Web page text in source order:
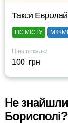
Такси
ПО МІСТУ
Ціна посадки
100 грн
Не знайшли
Борисполі?